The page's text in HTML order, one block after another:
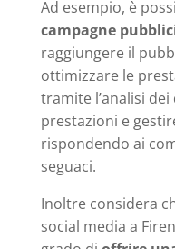
Ad esempio, è
campagne
raggiungere il
ottimizzare le
tramite l’analisi
prestazioni e
rispondendo ai
seguaci.
Inoltre considera
social media a